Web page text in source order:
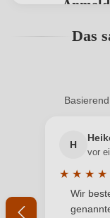
Inhalt
Ihre E-Mail-
Ihr Passwort
Das
H
vor
★ ★ ★ ★
Wir